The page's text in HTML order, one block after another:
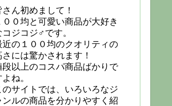
さん初めまして！
００均と可愛い商品が大好き
コジコジ♂です。
近の１００均のクオリティの
さには驚かされます！
段以上のコスパ商品ばかりで
ね。
のサイトでは、いろいろなジ
ンルの商品を分かりやすく紹